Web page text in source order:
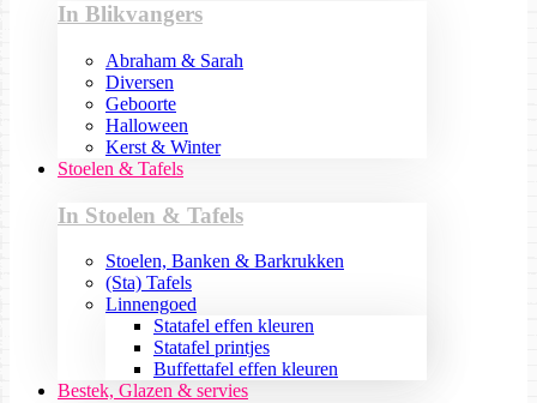
In Blikvangers
Abraham & Sarah
Diversen
Geboorte
Halloween
Kerst & Winter
Stoelen & Tafels
In Stoelen & Tafels
Stoelen, Banken & Barkrukken
(Sta) Tafels
Linnengoed
Statafel effen kleuren
Statafel printjes
Buffettafel effen kleuren
Bestek, Glazen & servies